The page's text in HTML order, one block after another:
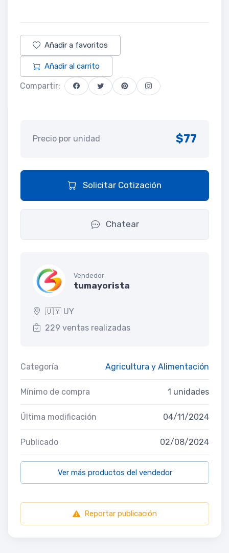
Añadir a favoritos
Añadir al carrito
Compartir:
Precio por unidad $77
Solicitar Cotización
Chatear
Vendedor
tumayorista
🇺🇾 UY
229 ventas realizadas
Categoría Agricultura y Alimentación
Mínimo de compra 1 unidades
Última modificación 04/11/2024
Publicado 02/08/2024
Ver más productos del vendedor
Reportar publicación